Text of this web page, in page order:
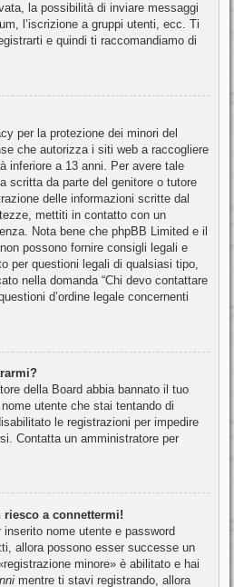
la possibilità di inviare messaggi
l’iscrizione a gruppi utenti, ecc. Ti
e quindi ti raccomandiamo di
per la protezione dei minori del
che autorizza i siti web a raccogliere
inferiore a 13 anni. Per avere tale
scritta da parte del genitore o tutore
delle informazioni scritte dal
mettiti in contatto con un
Nota bene che phpBB Limited e il
possono fornire consigli legali e
per questioni legali di qualsiasi tipo,
nella domanda “Chi devo contattare
d’ordine legale concernenti
della Board abbia bannato il tuo
utente che stai tentando di
le registrazioni per impedire
Contatta un amministratore per
a connettermi!
nome utente e password
allora possono esser successe un
minore» è abilitato e hai
mentre ti stavi registrando, allora